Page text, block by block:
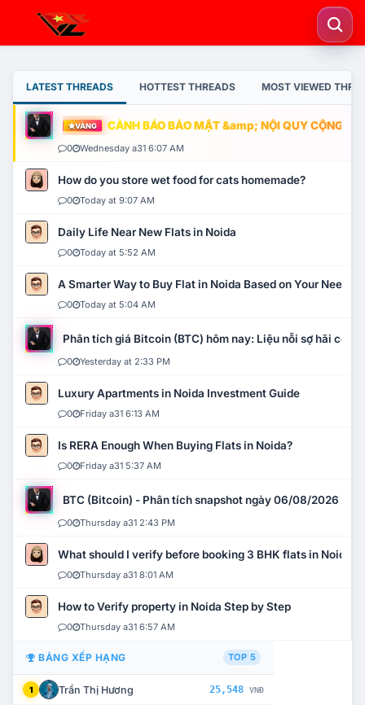
LATEST THREADS HOTTEST THREADS MOST VIEWED
VÀNG CẢNH BÁO BẢO MẬT &amp; NỘI QUY CỘNG
0 Wednesday a31 6:07 AM
How do you store wet food for cats homemade?
0 Today at 9:07 AM
Daily Life Near New Flats in Noida
0 Today at 5:52 AM
A Smarter Way to Buy Flat in Noida Based on Your Needs
0 Today at 5:04 AM
Phân tích giá Bitcoin (BTC) hôm nay: Liệu nỗi sợ hãi có
0 Yesterday at 2:33 PM
Luxury Apartments in Noida Investment Guide
0 Friday a31 6:13 AM
Is RERA Enough When Buying Flats in Noida?
0 Friday a31 5:37 AM
BTC (Bitcoin) - Phân tích snapshot ngày 06/08/2026
0 Thursday a31 2:43 PM
What should I verify before booking 3 BHK flats in Noida?
0 Thursday a31 8:01 AM
How to Verify property in Noida Step by Step
0 Thursday a31 6:57 AM
BẢNG XẾP HẠNG TOP 5
1 Trần Thị Hương 25,548 VNĐ